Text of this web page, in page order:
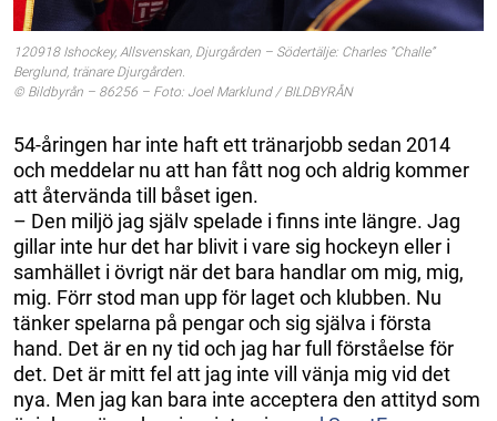
120918 Ishockey, Allsvenskan, Djurgården – Södertälje: Charles ”Challe”
Berglund, tränare Djurgården.
© Bildbyrån – 86256 – Foto: Joel Marklund / BILDBYRÅN
54-åringen har inte haft ett tränarjobb sedan 2014
och meddelar nu att han fått nog och aldrig kommer
att återvända till båset igen.
– Den miljö jag själv spelade i finns inte längre. Jag
gillar inte hur det har blivit i vare sig hockeyn eller i
samhället i övrigt när det bara handlar om mig, mig,
mig. Förr stod man upp för laget och klubben. Nu
tänker spelarna på pengar och sig själva i första
hand. Det är en ny tid och jag har full förståelse för
det. Det är mitt fel att jag inte vill vänja mig vid det
nya. Men jag kan bara inte acceptera den attityd som